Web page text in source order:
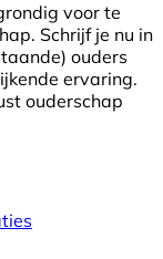
voor te
Schrijf je nu in
ouders
ervaring.
ouderschap